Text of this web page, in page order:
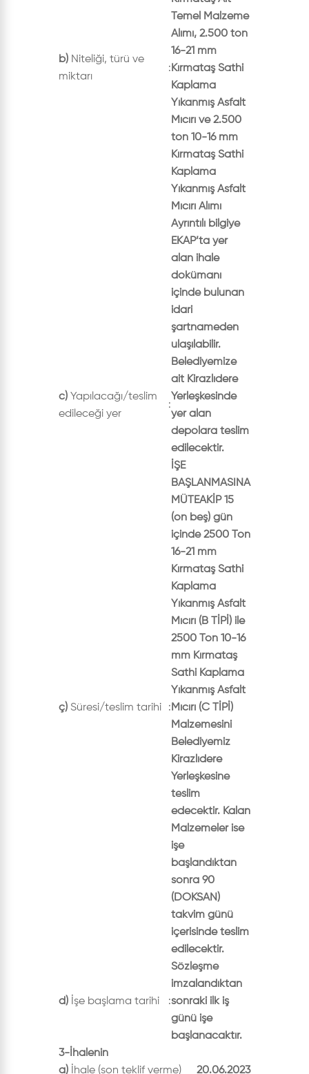
b) Niteliği, türü ve
miktarı
:
Temel Malzeme
Alımı, 2.500 ton
16-21 mm
Kırmataş Sathi
Kaplama
Yıkanmış Asfalt
Mıcırı ve 2.500
ton 10-16 mm
Kırmataş Sathi
Kaplama
Yıkanmış Asfalt
Mıcırı Alımı
Ayrıntılı bilgiye
EKAP’ta yer
alan ihale
dokümanı
içinde bulunan
idari
şartnameden
ulaşılabilir.
c) Yapılacağı/teslim
edileceği yer
:
Belediyemize
ait Kirazlıdere
Yerleşkesinde
yer alan
depolara teslim
edilecektir.
ç) Süresi/teslim tarihi :
İŞE
BAŞLANMASINA
MÜTEAKİP 15
(on beş) gün
içinde 2500 Ton
16-21 mm
Kırmataş Sathi
Kaplama
Yıkanmış Asfalt
Mıcırı (B TİPİ) ile
2500 Ton 10-16
mm Kırmataş
Sathi Kaplama
Yıkanmış Asfalt
Mıcırı (C TİPİ)
Malzemesini
Belediyemiz
Kirazlıdere
Yerleşkesine
teslim
edecektir. Kalan
Malzemeler ise
işe
başlandıktan
sonra 90
(DOKSAN)
takvim günü
içerisinde teslim
edilecektir.
d) İşe başlama tarihi :
Sözleşme
imzalandıktan
sonraki ilk iş
günü işe
başlanacaktır.
3-İhalenin
a) İhale (son teklif verme) 20.06.2023